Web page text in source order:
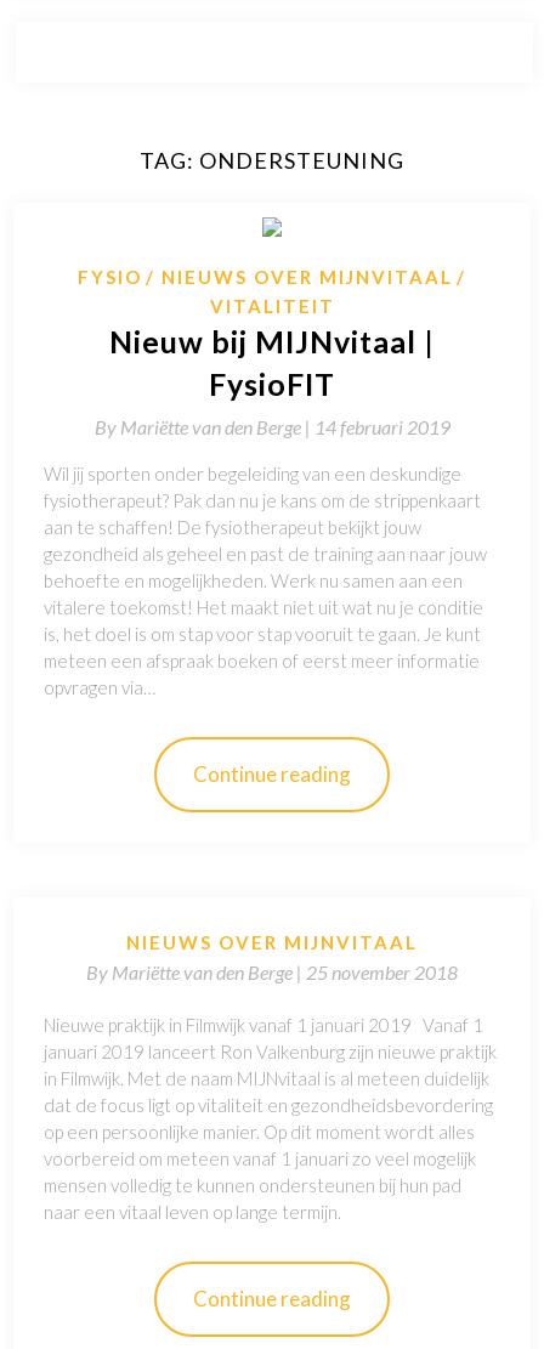
TAG: ONDERSTEUNING
FYSIO
NIEUWS OVER MIJNVITAAL
VITALITEIT
Nieuw bij MIJNvitaal |
FysioFIT
By Mariëtte van den Berge | 14 februari 2019
Wil jij sporten onder begeleiding van een deskundige
fysiotherapeut? Pak dan nu je kans om de strippenkaart
aan te schaffen! De fysiotherapeut bekijkt jouw
gezondheid als geheel en past de training aan naar jouw
behoefte en mogelijkheden. Werk nu samen aan een
vitalere toekomst! Het maakt niet uit wat nu je conditie
is, het doel is om stap voor stap vooruit te gaan. Je kunt
meteen een afspraak boeken of eerst meer informatie
opvragen via…
Continue reading
NIEUWS OVER MIJNVITAAL
By Mariëtte van den Berge | 25 november 2018
Nieuwe praktijk in Filmwijk vanaf 1 januari 2019 Vanaf 1
januari 2019 lanceert Ron Valkenburg zijn nieuwe praktijk
in Filmwijk. Met de naam MIJNvitaal is al meteen duidelijk
dat de focus ligt op vitaliteit en gezondheidsbevordering
op een persoonlijke manier. Op dit moment wordt alles
voorbereid om meteen vanaf 1 januari zo veel mogelijk
mensen volledig te kunnen ondersteunen bij hun pad
naar een vitaal leven op lange termijn.
Continue reading